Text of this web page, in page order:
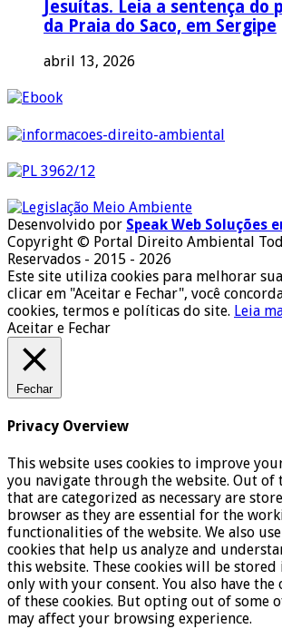
Jesuítas. Leia a sentença do
da Praia do Saco, em Sergipe
abril 13, 2026
Desenvolvido por Speak Web Soluções
Copyright © Portal Direito Ambiental
Reservados - 2015 - 2026
Este site utiliza cookies para melhorar
clicar em "Aceitar e Fechar", você
cookies, termos e políticas do site. Leia
Aceitar e Fechar
Fechar
Privacy Overview
This website uses cookies to improve
you navigate through the website. Out of
that are categorized as necessary are
browser as they are essential for the
functionalities of the website. We also
cookies that help us analyze and
this website. These cookies will be
only with your consent. You also have
of these cookies. But opting out of some
may affect your browsing experience.